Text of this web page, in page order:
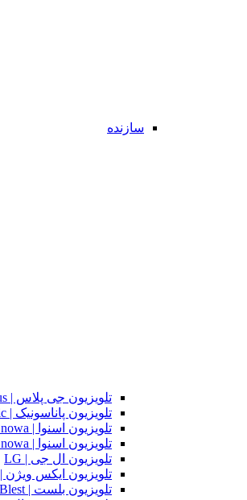
سازنده
تلویزیون جی پلاس | GPlus
تلویزیون پاناسونیک | Panasonic
تلویزیون اسنوا | Snowa
تلویزیون اسنوا | Snowa
تلویزیون ال جی | LG
تلویزیون ایکس ویژن | XVision
تلویزیون بلست | Blest